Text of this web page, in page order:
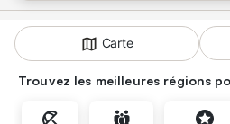
Carte
Trouvez les meilleures régions